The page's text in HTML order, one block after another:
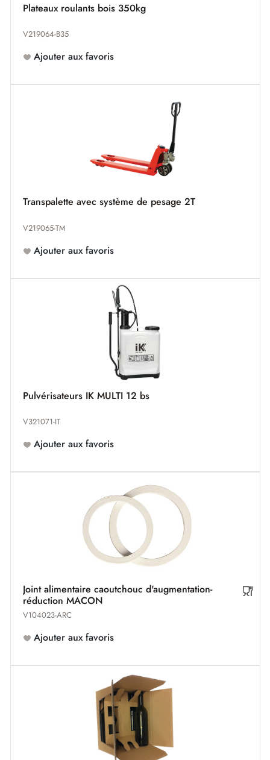
Plateaux roulants bois 350kg
V219064-B35
Ajouter aux favoris
Transpalette avec système de pesage 2T
V219065-TM
Ajouter aux favoris
Pulvérisateurs IK MULTI 12 bs
V321071-IT
Ajouter aux favoris
Joint alimentaire caoutchouc d'augmentation-
réduction MACON
V104023-ARC
Ajouter aux favoris